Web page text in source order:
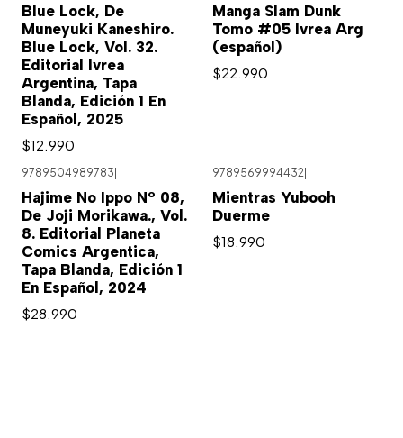
Blue Lock, De
Muneyuki Kaneshiro.
Blue Lock, Vol. 32.
Editorial Ivrea
Argentina, Tapa
Blanda, Edición 1 En
Español, 2025
$12.990
Manga Slam Dunk
Tomo #05 Ivrea Arg
(español)
$22.990
9789504989783
Hajime No Ippo Nº 08,
De Joji Morikawa., Vol.
8. Editorial Planeta
Comics Argentica,
Tapa Blanda, Edición 1
En Español, 2024
$28.990
9789569994432
Mientras Yubooh
Duerme
$18.990